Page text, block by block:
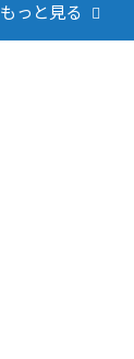
もっと見る